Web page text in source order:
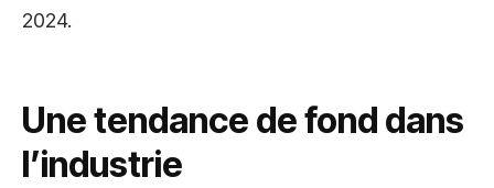
2024.
Une tendance de fond dans
l’industrie